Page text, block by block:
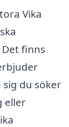
Vika
finns
du söker
eller